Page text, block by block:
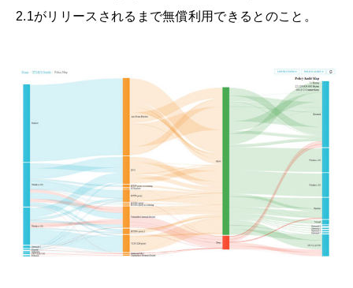
2.1がリリースされるまで無償利用できるとのこと。